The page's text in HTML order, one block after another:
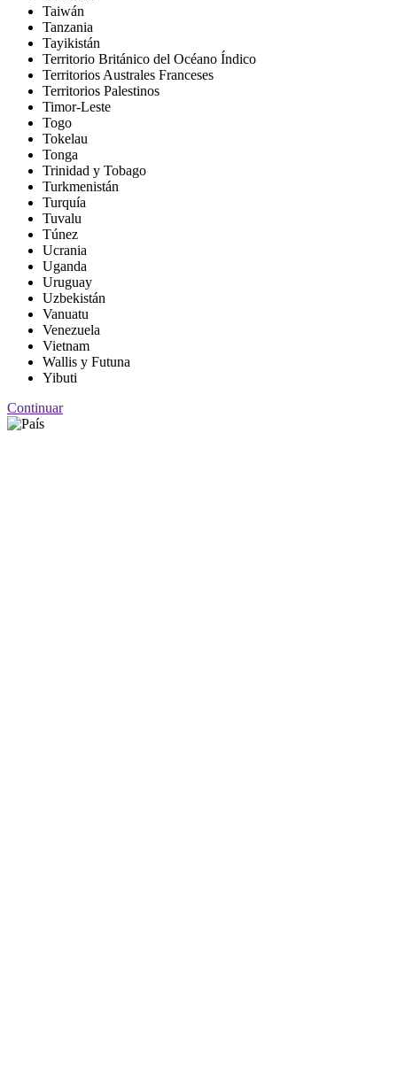
Taiwán
Tanzania
Tayikistán
Territorio Británico del Océano Índico
Territorios Australes Franceses
Territorios Palestinos
Timor-Leste
Togo
Tokelau
Tonga
Trinidad y Tobago
Turkmenistán
Turquía
Tuvalu
Túnez
Ucrania
Uganda
Uruguay
Uzbekistán
Vanuatu
Venezuela
Vietnam
Wallis y Futuna
Yibuti
Continuar